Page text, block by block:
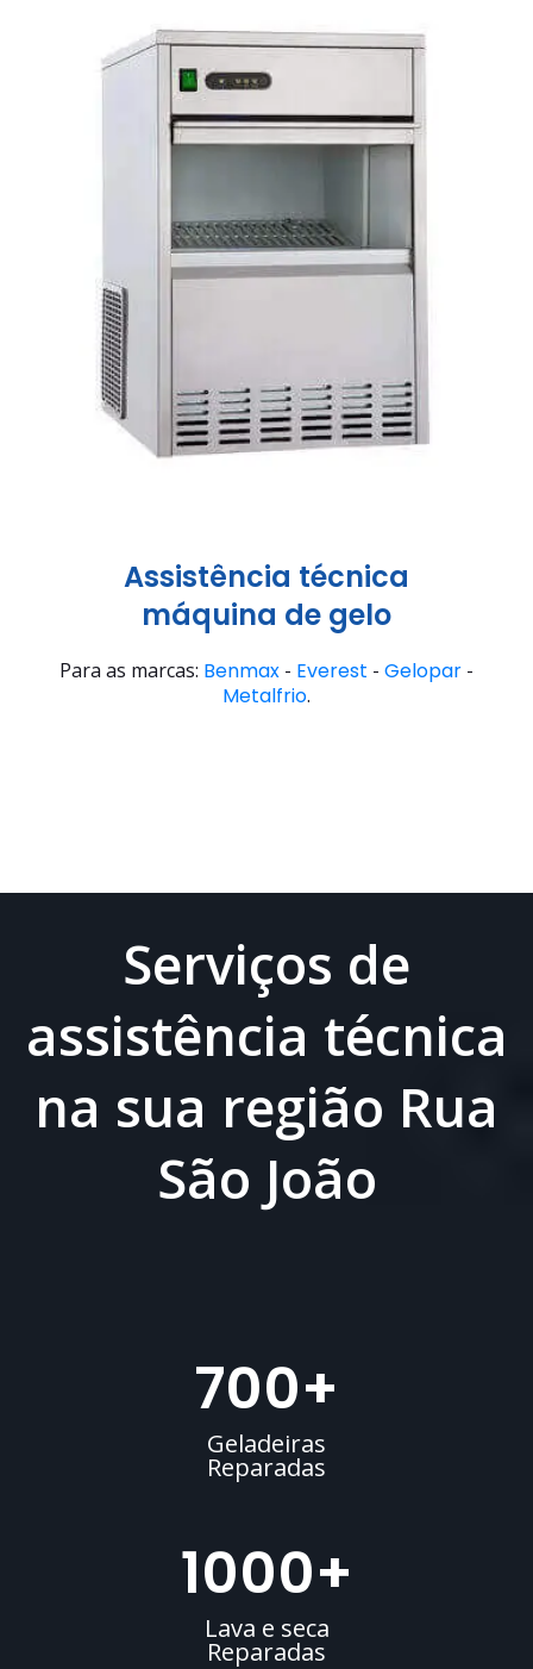
Assistência técnica
máquina de gelo
Para as marcas: Benmax - Everest - Gelopar -
Metalfrio.
Serviços de
assistência técnica
na sua região Rua
São João
700+
Geladeiras
Reparadas
1000+
Lava e seca
Reparadas